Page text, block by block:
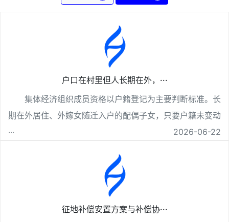
户口在村里但人长期在外，···
集体经济组织成员资格以户籍登记为主要判断标准。长
期在外居住、外嫁女随迁入户的配偶子女，只要户籍未变动
···
2026-06-22
征地补偿安置方案与补偿协···